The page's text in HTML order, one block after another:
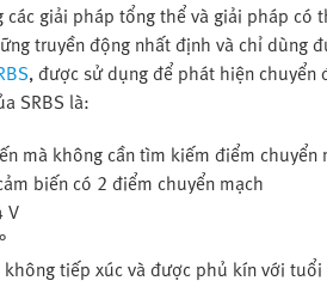
các giải pháp tổng thể và giải pháp
truyền động nhất định và chỉ dùng
, được sử dụng để phát hiện chuyển
SRBS là:
mà không cần tìm kiếm điểm chuyển
biến có 2 điểm chuyển mạch
V
tiếp xúc và được phủ kín với